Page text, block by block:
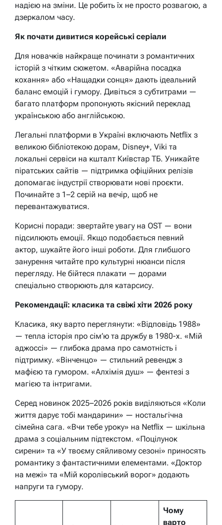
надією на зміни. Це робить їх не просто розвагою, а
дзеркалом часу.
Як почати дивитися корейські серіали
Для новачків найкраще починати з романтичних
історій з чітким сюжетом. «Аварійна посадка
кохання» або «Нащадки сонця» дають ідеальний
баланс емоцій і гумору. Дивіться з субтитрами —
багато платформ пропонують якісний переклад
українською або англійською.
Легальні платформи в Україні включають Netflix з
великою бібліотекою дорам, Disney+, Viki та
локальні сервіси на кшталт Київстар ТБ. Уникайте
піратських сайтів — підтримка офіційних релізів
допомагає індустрії створювати нові проєкти.
Починайте з 1–2 серій на вечір, щоб не
перевантажуватися.
Корисні поради: звертайте увагу на OST — вони
підсилюють емоції. Якщо подобається певний
актор, шукайте його інші роботи. Для глибшого
занурення читайте про культурні нюанси після
перегляду. Не бійтеся плакати — дорами
спеціально створюють для катарсису.
Рекомендації: класика та свіжі хіти 2026 року
Класика, яку варто переглянути: «Відповідь 1988»
— тепла історія про сім’ю та дружбу в 1980-х. «Мій
аджоссі» — глибока драма про самотність і
підтримку. «Вінченцо» — стильний ревендж з
мафією та гумором. «Алхімія душ» — фентезі з
магією та інтригами.
Серед новинок 2025–2026 років виділяються «Коли
життя дарує тобі мандарини» — ностальгічна
сімейна сага. «Вчи тебе уроку» на Netflix — шкільна
драма з соціальним підтекстом. «Поцілунок
сирени» та «У твоєму сяйливому сезоні» приносять
романтику з фантастичними елементами. «Доктор
на межі» та «Мій королівський ворог» додають
напруги та гумору.
Чому
варто